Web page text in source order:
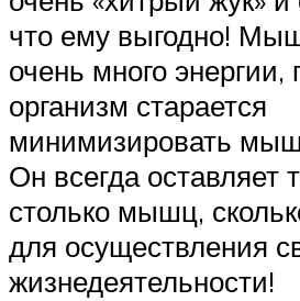
что ему выгодно!
очень много энергии,
организм старается
минимизировать
Он всегда оставляет
столько мышц,
для осуществления
жизнедеятельности!